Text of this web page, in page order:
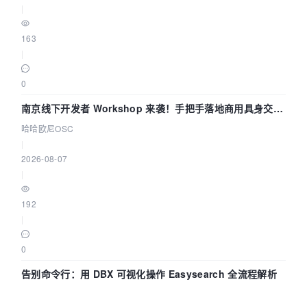
163
0
南京线下开发者 Workshop 来袭！手把手落地商用具身交互
智能 Agent 应用
哈哈欧尼OSC
2026-08-07
192
0
告别命令行：用 DBX 可视化操作 Easysearch 全流程解析